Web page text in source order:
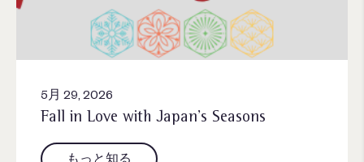
5月 29, 2026
Fall in Love with Japan’s Seasons
もっと知る